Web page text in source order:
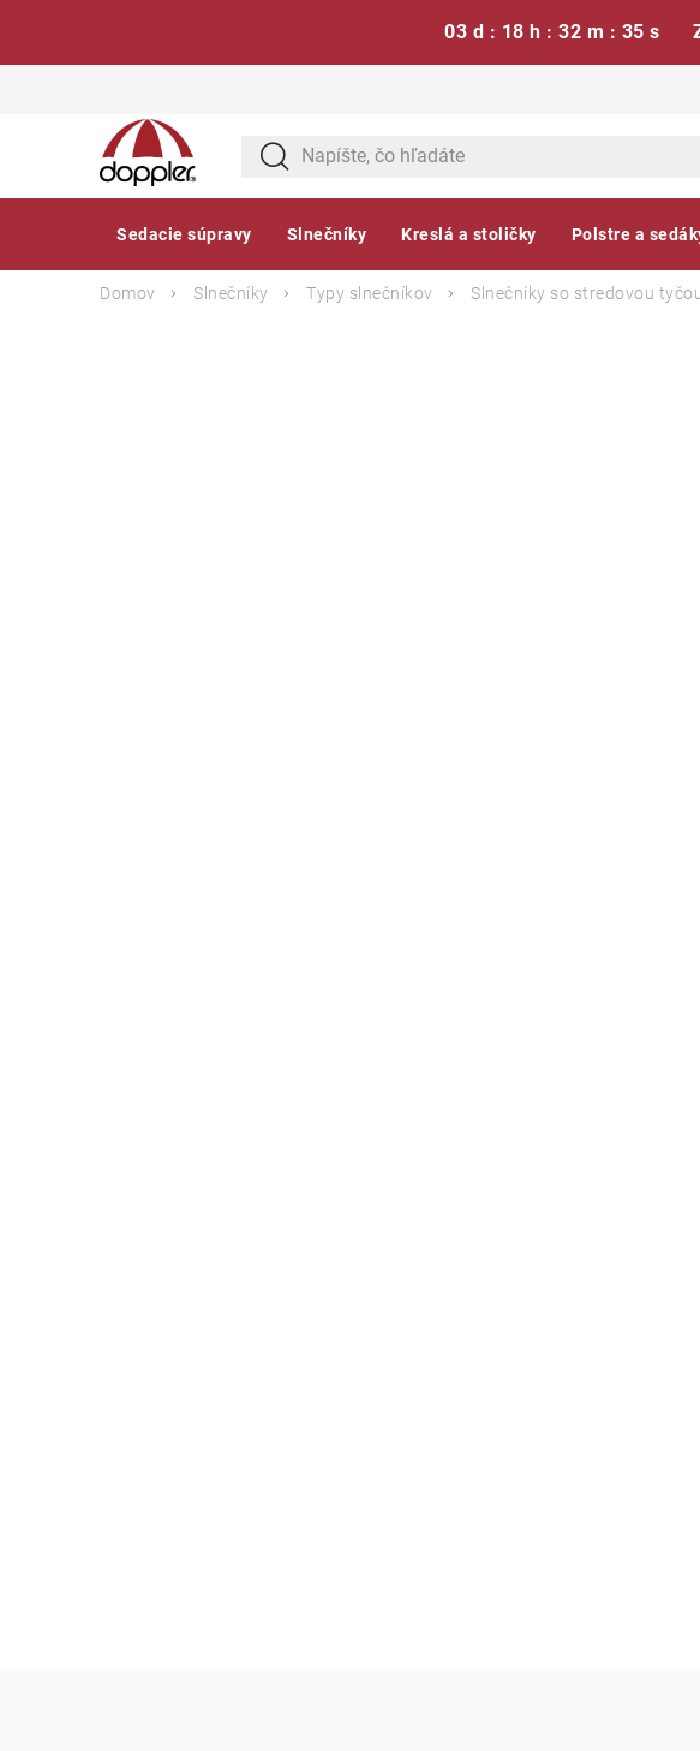
03 d : 18 h : 32 m : 35 s
Sedacie súpravy Slnečníky Kreslá a stoličky Polstre a
Domov Slnečníky Typy slnečníkov Slnečníky so stredovou